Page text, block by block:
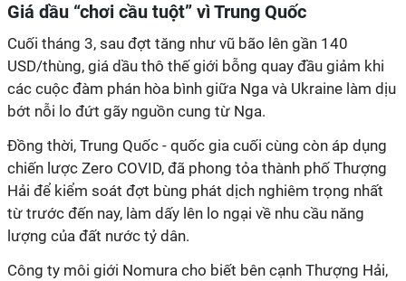
Giá dầu “chơi cầu tuột” vì Trung Quốc
Cuối tháng 3, sau đợt tăng như vũ bão lên gần 140
USD/thùng, giá dầu thô thế giới bỗng quay đầu giảm khi
các cuộc đàm phán hòa bình giữa Nga và Ukraine làm dịu
bớt nỗi lo đứt gãy nguồn cung từ Nga.
Đồng thời, Trung Quốc - quốc gia cuối cùng còn áp dụng
chiến lược Zero COVID, đã phong tỏa thành phố Thượng
Hải để kiểm soát đợt bùng phát dịch nghiêm trọng nhất
từ trước đến nay, làm dấy lên lo ngại về nhu cầu năng
lượng của đất nước tỷ dân.
Công ty môi giới Nomura cho biết bên cạnh Thượng Hải,